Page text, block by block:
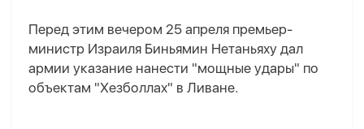
Перед этим вечером 25 апреля премьер-
министр Израиля Биньямин Нетаньяху дал
армии указание нанести "мощные удары" по
объектам "Хезболлах" в Ливане.